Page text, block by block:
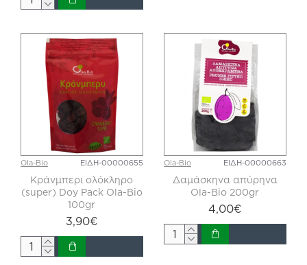
Ola-Bio ΕΙΔΗ-00000655
Κράνμπερι ολόκληρο
(super) Doy Pack Ola-Bio
100gr
3,90€
Ola-Bio ΕΙΔΗ-00000663
Δαμάσκηνα απύρηνα
Ola-Bio 200gr
4,00€